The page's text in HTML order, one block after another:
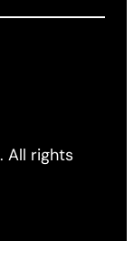
All rights